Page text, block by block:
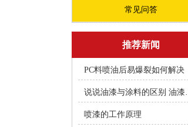
常见问答
推荐新闻
PC料喷油后易爆裂如何解决
说说油漆
喷漆的工作原理